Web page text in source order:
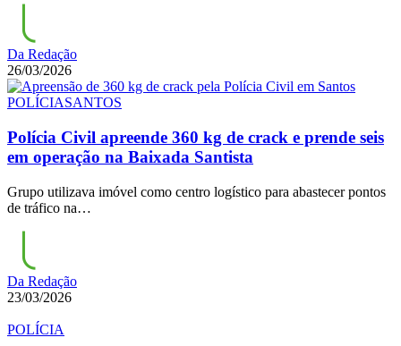
Da Redação
26/03/2026
POLÍCIASANTOS
Polícia Civil apreende 360 kg de crack e prende seis
em operação na Baixada Santista
Grupo utilizava imóvel como centro logístico para abastecer pontos
de tráfico na…
Da Redação
23/03/2026
POLÍCIA